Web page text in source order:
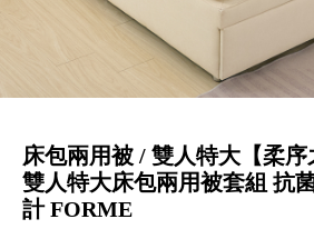
床包兩用被 / 雙人特大【柔
雙人特大床包兩用被套組 抗
計 FORME